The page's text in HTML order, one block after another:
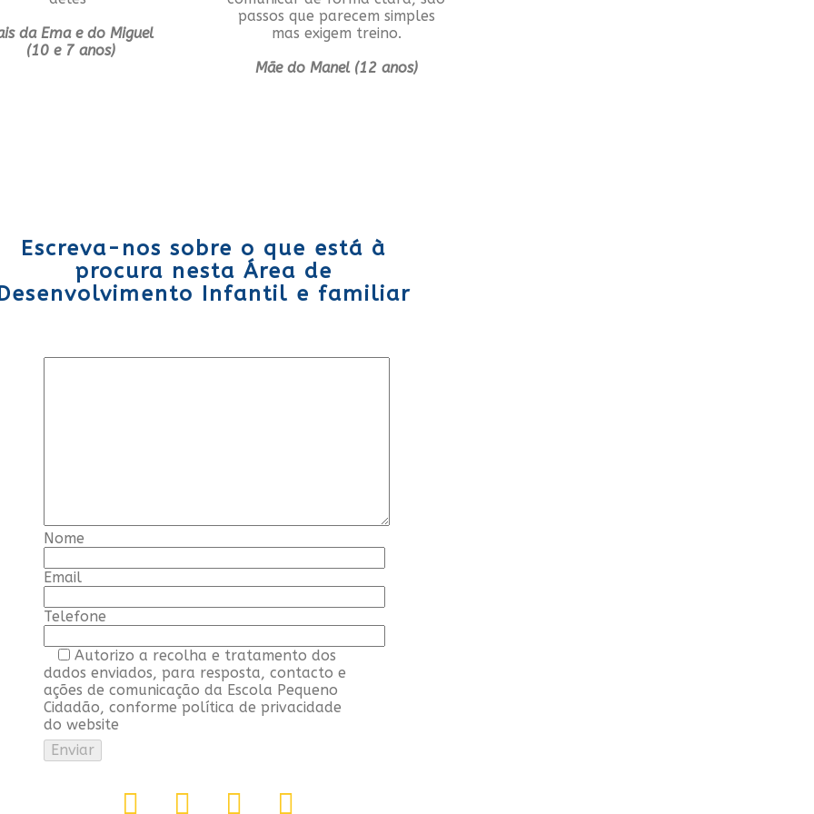
da Ema e do Miguel
(10 e 7 anos)
passos que parecem simples
mas exigem treino.
Mãe do Manel (12 anos)
Escreva-nos sobre o que está à
procura nesta Área de
Infantil e familiar
Nome
Email
Telefone
Autorizo a recolha e tratamento dos
dados enviados, para resposta, contacto e
ações de comunicação da Escola Pequeno
Cidadão, conforme política de privacidade
do website